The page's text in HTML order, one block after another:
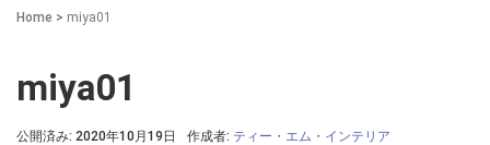
Home > miya01
miya01
公開済み: 2020年10月19日 作成者: ティー・エム・インテリア